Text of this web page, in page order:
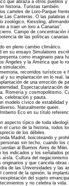
que abraza a otros pueblos
historia. Turistas también.
carteles de Loro-Parque
Las Canteras. O las palabras
zoológico, Kiessling,
a traer un loro a Canarias”.
Campo de concentración
de las políticas
en pleno cambio climático.
en su ensayo Simulations
como imaginario para
Ángeles y la América que lo
simulación.
recorridos turísticos e
y su implantación en lo real,
de una emoción de
Espectacularización
Romería y cosmopolitismo.
celebración y pauta.
modelo cívico de estabilidad
Naturalmente queer.
Eco en su título
aspecto típico de toda
el curso de la historia, todos
de los débiles.
Madrid, boicoteando y
sin techo, cuando los
al Buenos Aires de Milei.
los indicados y los señalados
aísla. Cultura del
originarios y que cancela
de las Universidades y las
control de la opinión, la
del sujeto
y no celebra la vida.